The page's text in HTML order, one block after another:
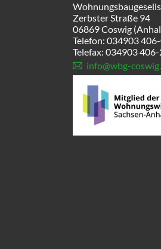
Zerbster Straße 94
06869 Coswig
Telefon: 034903
Telefax: 034903
info@wbg-